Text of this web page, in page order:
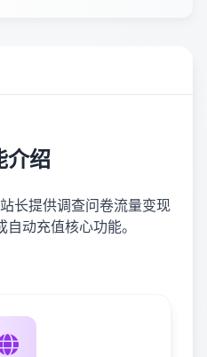
介绍
长提供调查问卷流量变现
动充值核心功能。